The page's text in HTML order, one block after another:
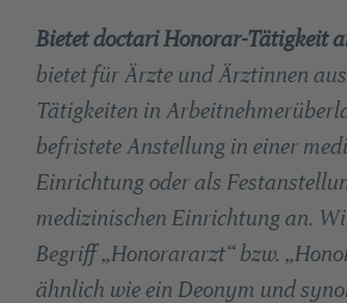
Bietet doctari Honorar-Tätigkeit
bietet für Ärzte und Ärztinnen
Tätigkeiten in
befristete Anstellung in einer
Einrichtung oder als
medizinischen Einrichtung an.
Begriff „Honorararzt“ bzw.
ähnlich wie ein Deonym und